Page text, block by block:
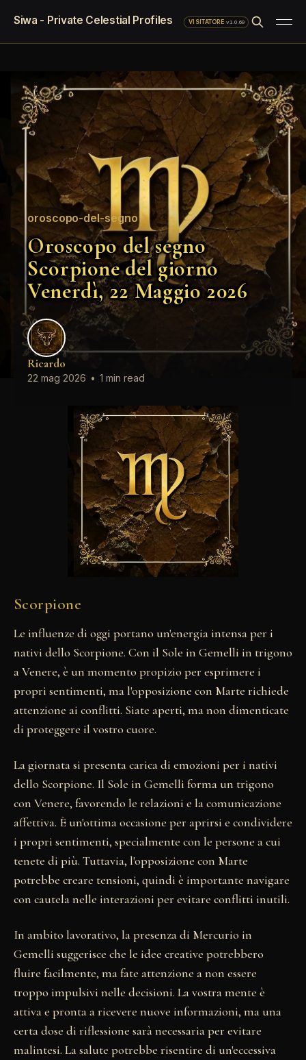
Siwa - Private Celestial Profiles VISITATORE·v1.0.69
oroscopo-del-segno
Oroscopo del segno
Scorpione del giorno
Venerdì, 22 Maggio 2026
Ricardo
22 mag 2026 • 1 min read
Scorpione
Le influenze di oggi portano un'energia intensa per i
nativi dello Scorpione. Con il Sole in Gemelli in trigono
a Venere, è un momento propizio per esprimere i
propri sentimenti, ma l'opposizione con Marte richiede
attenzione ai conflitti. Siate aperti, ma non dimenticate
di proteggere il vostro cuore.
La giornata si presenta carica di emozioni per i nativi
dello Scorpione. Il Sole in Gemelli forma un trigono
con Venere, favorendo le relazioni e la comunicazione
affettiva. È un'ottima occasione per aprirsi e condividere
i propri sentimenti, specialmente con le persone a cui
tenete di più. Tuttavia, l'opposizione con Marte
potrebbe creare tensioni, quindi è importante navigare
con cautela nelle interazioni per evitare conflitti inutili.
In ambito lavorativo, la presenza di Mercurio in
Gemelli suggerisce che le idee creative potrebbero
fluire facilmente, ma fate attenzione a non essere
troppo impulsivi nelle decisioni. La vostra mente è
attiva e pronta a ricevere nuove informazioni, ma una
certa dose di riflessione sarà necessaria per evitare
malintesi. La salute potrebbe risentire di un'eccessiva